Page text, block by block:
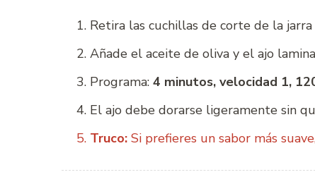
Retira las cuchillas de corte de la
Añade el aceite de oliva y el ajo
Programa: 4 minutos, velocidad 1,
El ajo debe dorarse ligeramente sin
Truco: Si prefieres un sabor más